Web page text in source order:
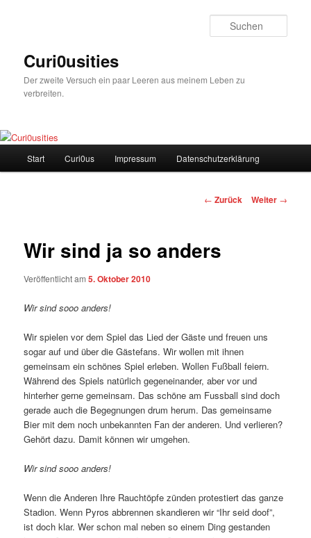
Curi0usities
Der zweite Versuch ein paar Leeren aus meinem Leben zu
verbreiten.
Start Curi0us Impressum Datenschutzerklärung
Beitrags-
← Zurück Weiter →
Wir sind ja so anders
Veröffentlicht am5. Oktober 2010
Wir sind sooo anders!
Wir spielen vor dem Spiel das Lied der Gäste und freuen uns
sogar auf und über die Gästefans. Wir wollen mit ihnen
gemeinsam ein schönes Spiel erleben. Wollen Fußball feiern.
Während des Spiels natürlich gegeneinander, aber vor und
hinterher gerne gemeinsam. Das schöne am Fussball sind doch
gerade auch die Begegnungen drum herum. Das gemeinsame
Bier mit dem noch unbekannten Fan der anderen. Und verlieren?
Gehört dazu. Damit können wir umgehen.
Wir sind sooo anders!
Wenn die Anderen Ihre Rauchtöpfe zünden protestiert das ganze
Stadion. Wenn Pyros abbrennen skandieren wir “Ihr seid doof”,
ist doch klar. Wer schon mal neben so einem Ding gestanden